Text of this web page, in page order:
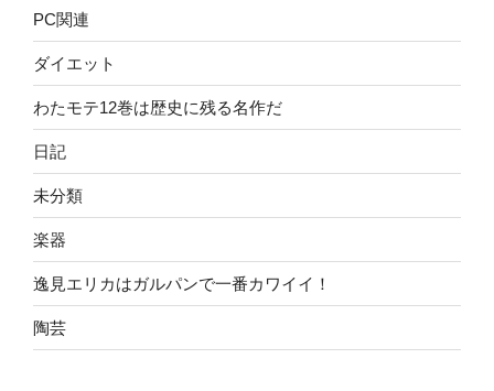
PC関連
ダイエット
わたモテ12巻は歴史に残る名作だ
日記
未分類
楽器
逸見エリカはガルパンで一番カワイイ！
陶芸